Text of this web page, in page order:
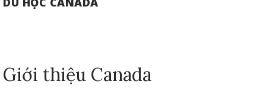
Giới thiệu Canada